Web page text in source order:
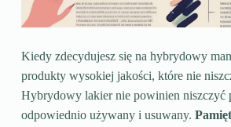
Kiedy zdecydujesz się na hybrydowy
produkty wysokiej jakości, które nie
Hybrydowy lakier nie powinien niszczyć
odpowiednio używany i usuwany.